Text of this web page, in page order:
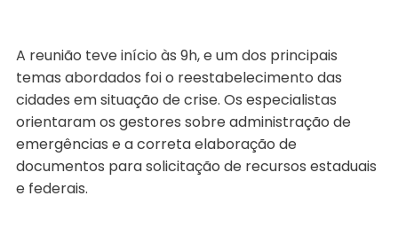
A reunião teve início às 9h, e um dos principais
temas abordados foi o reestabelecimento das
cidades em situação de crise. Os especialistas
orientaram os gestores sobre administração de
emergências e a correta elaboração de
documentos para solicitação de recursos estaduais
e federais.